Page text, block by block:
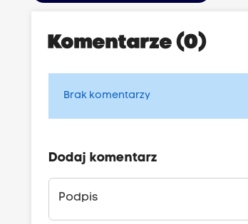
Komentarze (0)
Brak komentarzy
Dodaj komentarz
Podpis